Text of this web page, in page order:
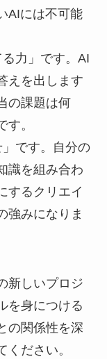
AIには不可能
力」です。AI
えを出します
の課題は何
。
です。自分の
識を組み合わ
するクリエイ
強みになりま
新しいプロジ
を身につける
の関係性を深
ださい。